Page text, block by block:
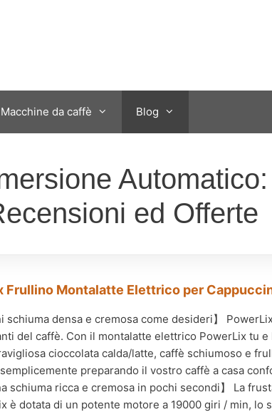
Macchine da caffè Blog
ed Offerte
Frullino Montalatte Elettrico per
schiuma densa e cremosa come desideri】
del caffè. Con il montalatte elettrico PowerLix tu
cioccolata calda/latte, caffè schiumoso e
preparando il vostro caffè a casa
schiuma ricca e cremosa in pochi secondi】 La
è dotata di un potente motore a 19000 giri / min, lo